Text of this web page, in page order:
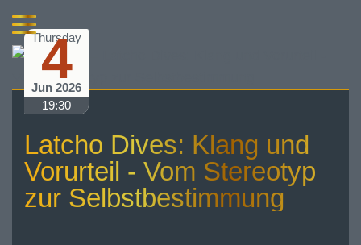
Thursday
4
Jun 2026
19:30
Latcho Dives: Klang und
Vorurteil - Vom Stereotyp
zur Selbstbestimmung